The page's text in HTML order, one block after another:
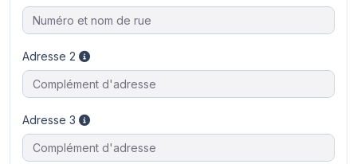
Adresse 2
Adresse 3